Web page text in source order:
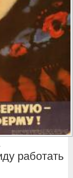
работать